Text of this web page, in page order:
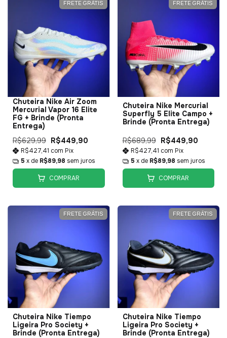
FRETE GRÁTIS
Chuteira Nike Air Zoom
Mercurial Vapor 16 Elite
FG + Brinde (Pronta
Entrega)
R$629,99 R$449,90
R$427,41 com Pix
5 x de R$89,98 sem juros
COMPRAR
FRETE GRÁTIS
Chuteira Nike Mercurial
Superfly 5 Elite Campo +
Brinde (Pronta Entrega)
R$689,99 R$449,90
R$427,41 com Pix
5 x de R$89,98 sem juros
COMPRAR
FRETE GRÁTIS
Chuteira Nike Tiempo
Ligeira Pro Society +
Brinde (Pronta Entrega)
FRETE GRÁTIS
Chuteira Nike Tiempo
Ligeira Pro Society +
Brinde (Pronta Entrega)